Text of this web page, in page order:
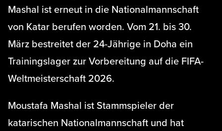
Mashal ist erneut in die Nationalmannschaft
von Katar berufen worden. Vom 21. bis 30.
März bestreitet der 24-Jährige in Doha ein
Trainingslager zur Vorbereitung auf die FIFA-
Weltmeisterschaft 2026.
Moustafa Mashal ist Stammspieler der
katarischen Nationalmannschaft und hat